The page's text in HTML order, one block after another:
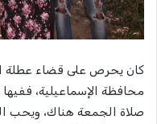
كان يحرص على قضاء عطلة
محافظة الإسماعيلية،
صلاة الجمعة هناك، ويحب